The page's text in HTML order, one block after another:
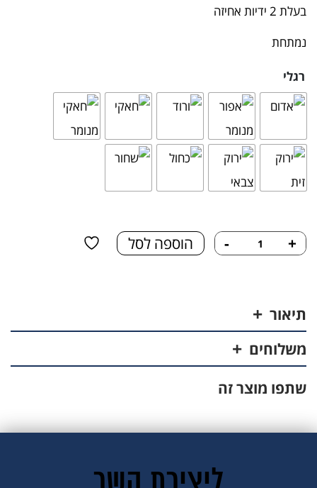
בעלת 2 ידיות אחיזה
נמתחת
רגלי
+
כמות
של
מקצועית
לכלב
- הוספה לסל
תיאור
משלוחים
שתפו מוצר זה